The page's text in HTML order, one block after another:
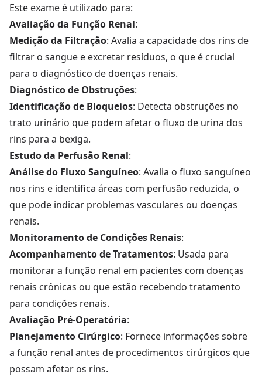
Este exame é utilizado para:
Avaliação da Função Renal:
Medição da Filtração: Avalia a capacidade dos rins de
filtrar o sangue e excretar resíduos, o que é crucial
para o diagnóstico de doenças renais.
Diagnóstico de Obstruções:
Identificação de Bloqueios: Detecta obstruções no
trato urinário que podem afetar o fluxo de urina dos
rins para a bexiga.
Estudo da Perfusão Renal:
Análise do Fluxo Sanguíneo: Avalia o fluxo sanguíneo
nos rins e identifica áreas com perfusão reduzida, o
que pode indicar problemas vasculares ou doenças
renais.
Monitoramento de Condições Renais:
Acompanhamento de Tratamentos: Usada para
monitorar a função renal em pacientes com doenças
renais crônicas ou que estão recebendo tratamento
para condições renais.
Avaliação Pré-Operatória:
Planejamento Cirúrgico: Fornece informações sobre
a função renal antes de procedimentos cirúrgicos que
possam afetar os rins.